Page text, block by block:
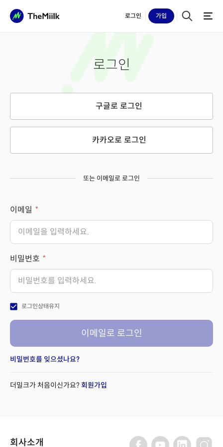
로그인 가입
로그인
구글로 로그인
카카오로 로그인
또는 이메일로 로그인
이메일
비밀번호
check_box 로그인상태유지
이메일로 로그인
비밀번호를 잊으셨나요?
더밀크가 처음이신가요? 회원가입
회사소개